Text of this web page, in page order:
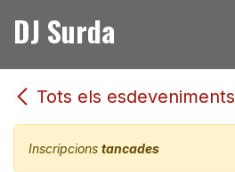
DJ Surda
Tots els esdeveniments
Inscripcions tancades